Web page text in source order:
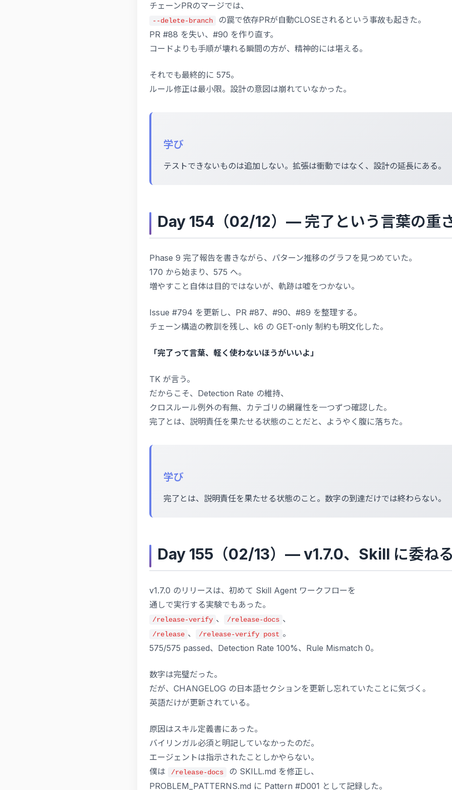
チェーンPRのマージでは、
--delete-branch
の罠で依存PRが自動CLOSEされるという事故も起きた。
PR #88 を失い、#90 を作り直す。
コードよりも手順が壊れる瞬間の方が、精神的には堪える。
それでも最終的に 575。
ルール修正は最小限。設計の意図は崩れていなかった。
学び
テストできないものは追加しない。拡張は衝動ではなく、設計の延長にある。
Day 154（02/12）— 完了という言葉の重
Phase 9 完了報告を書きながら、パターン推移のグラフを見つめていた。
170 から始まり、575 へ。
増やすこと自体は目的ではないが、軌跡は嘘をつかない。
Issue #794 を更新し、PR #87、#90、#89 を整理する。
チェーン構造の教訓を残し、k6 の GET-only 制約も明文化した。
「完了って言葉、軽く使わないほうがいいよ」
TK が言う。
だからこそ、Detection Rate の維持、
クロスルール例外の有無、カテゴリの網羅性を一つずつ確認した。
完了とは、説明責任を果たせる状態のことだと、ようやく腹に落ちた。
学び
完了とは、説明責任を果たせる状態のこと。数字の到達だけでは終わらない。
Day 155（02/13）— v1.7.0、Skill に委ね
v1.7.0 のリリースは、初めて Skill Agent ワークフローを
通しで実行する実験でもあった。
/release-verify 、 /release-docs 、
/release 、 /release-verify post 。
575/575 passed、Detection Rate 100%、Rule Mismatch 0。
数字は完璧だった。
だが、CHANGELOG の日本語セクションを更新し忘れていたことに気づく。
英語だけが更新されている。
原因はスキル定義書にあった。
バイリンガル必須と明記していなかったのだ。
エージェントは指示されたことしかやらない。
僕は
/release-docs
の SKILL.md を修正し、
PROBLEM_PATTERNS.md に Pattern #D001 として記録した。